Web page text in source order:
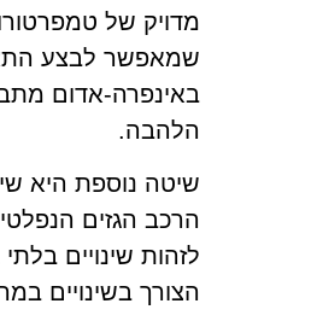
מדויק של
שמאפשר לבצע
באינפרה-אדום
הלהבה.
שיטה נוספת היא
הרכב הגזים
לזהות שינויים
הצורך בשינויים